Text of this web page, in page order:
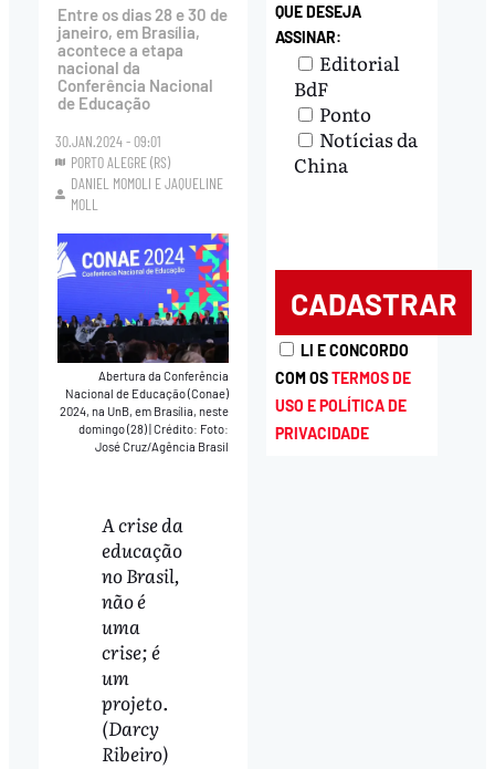
Entre os dias 28 e 30 de
janeiro, em Brasília,
acontece a etapa
nacional da
Conferência Nacional
de Educação
30.JAN.2024 - 09:01
PORTO ALEGRE (RS)
DANIEL MOMOLI EJAQUELINE
MOLL
Abertura da Conferência
Nacional de Educação (Conae)
2024, na UnB, em Brasília, neste
domingo (28)|Crédito: Foto:
José Cruz/Agência Brasil
A crise da
educação
no Brasil,
não é
uma
crise; é
um
projeto.
(Darcy
Ribeiro)
QUE DESEJA
ASSINAR:
Editorial
BdF
Ponto
Notícias da
China
LI E CONCORDO
COM OSTERMOS DE
USO E POLÍTICA DE
PRIVACIDADE